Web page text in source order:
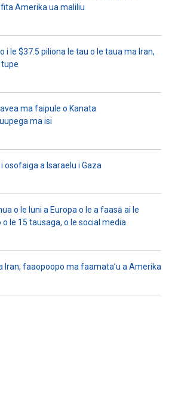
Amerika ua maliliu
i le $37.5 piliona le tau o le taua ma Iran,
tupe
ma faipule o Kanata
ma isi
osofaiga a Isaraelu i Gaza
o le Iuni a Europa o le a faasā ai le
le 15 tausaga, o le social media
Iran, faaopoopo ma faamata’u a Amerika